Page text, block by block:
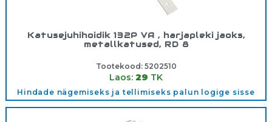
Katusejuhihoidik 132P VA , harjapleki jaoks,
metallkatused, RD 8
Tootekood: 5202510
Laos: 29 TK
Hindade nägemiseks ja tellimiseks palun logige sisse